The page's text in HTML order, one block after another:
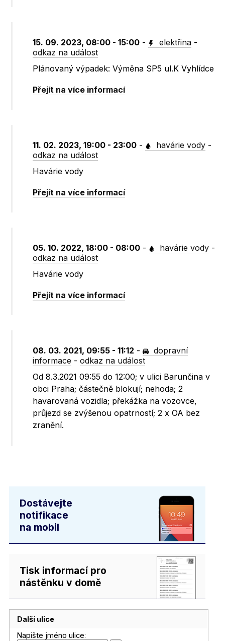
15. 09. 2023, 08:00 - 15:00 - elektřina -
odkaz na událost
Plánovaný výpadek: Výměna SP5 ul.K Vyhlídce
Přejít na více informací
11. 02. 2023, 19:00 - 23:00 - havárie vody -
odkaz na událost
Havárie vody
Přejít na více informací
05. 10. 2022, 18:00 - 08:00 - havárie vody -
odkaz na událost
Havárie vody
Přejít na více informací
08. 03. 2021, 09:55 - 11:12 -
dopravní
informace -odkaz na událost
Od 8.3.2021 09:55 do 12:00; v ulici Barunčina v
obci Praha; částečně blokují; nehoda; 2
havarovaná vozidla; překážka na vozovce,
průjezd se zvýšenou opatrností; 2 x OA bez
zranění.
Dostávejte
notifikace
na mobil
Tisk informací pro
nástěnku v domě
Další ulice
Napište jméno ulice: